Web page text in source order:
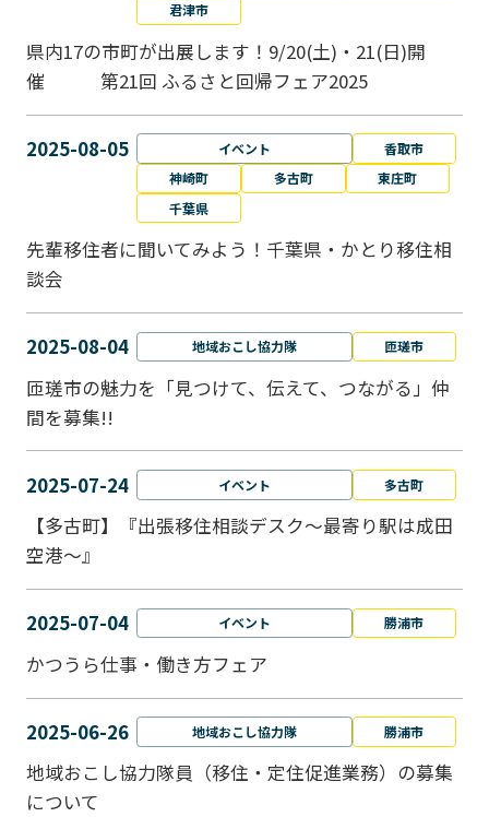
君津市
県内17の市町が出展します！9/20(土)・21(日)開
催 第21回 ふるさと回帰フェア2025
2025-08-05 イベント
香取市
神崎町
多古町
東庄町
千葉県
先輩移住者に聞いてみよう！千葉県・かとり移住相
談会
2025-08-04 地域おこし協力隊 匝瑳市
匝瑳市の魅力を「見つけて、伝えて、つながる」仲
間を募集!!
2025-07-24 イベント 多古町
【多古町】『出張移住相談デスク～最寄り駅は成田
空港～』
2025-07-04 イベント 勝浦市
かつうら仕事・働き方フェア
2025-06-26 地域おこし協力隊 勝浦市
地域おこし協力隊員（移住・定住促進業務）の募集
について